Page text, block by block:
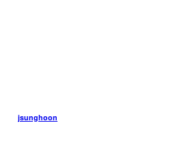
jsunghoon